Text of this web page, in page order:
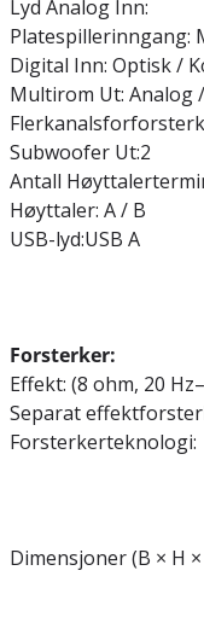
Lyd Analog Inn:
Platespillerinngang:
Digital Inn: Optisk /
Multirom Ut: Analog
Subwoofer Ut:2
Antall
Høyttaler: A / B
USB-lyd:USB A
Forsterker:
Effekt: (8 ohm, 20
Separat
Forsterkerteknologi:
Dimensjoner (B × H